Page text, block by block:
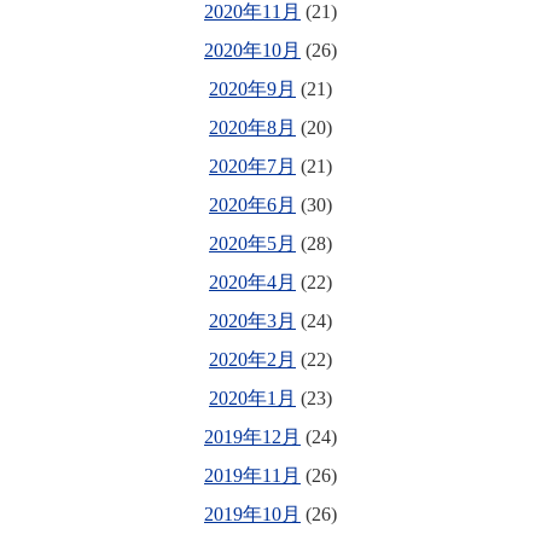
2020年11月 (21)
2020年10月 (26)
2020年9月 (21)
2020年8月 (20)
2020年7月 (21)
2020年6月 (30)
2020年5月 (28)
2020年4月 (22)
2020年3月 (24)
2020年2月 (22)
2020年1月 (23)
2019年12月 (24)
2019年11月 (26)
2019年10月 (26)